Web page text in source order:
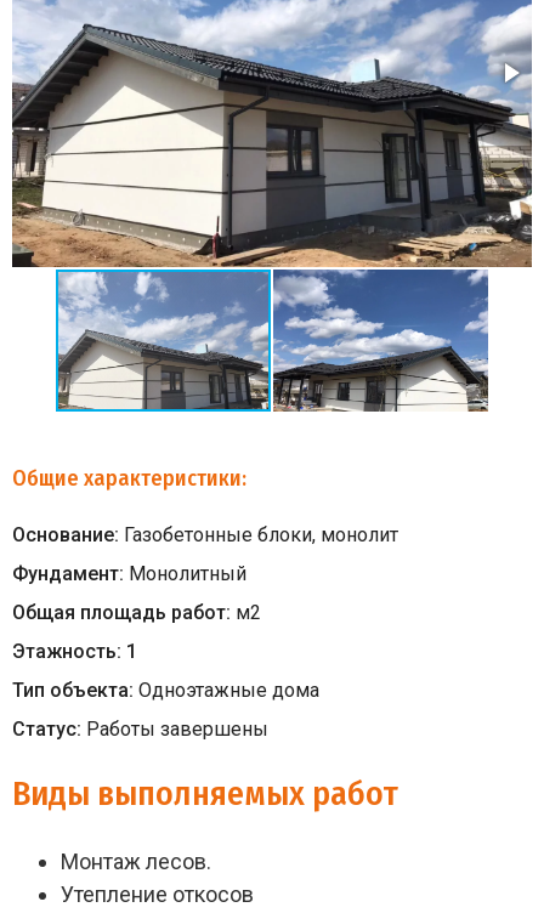
Общие характеристики:
Основание: Газобетонные блоки, монолит
Фундамент: Монолитный
Общая площадь работ: м2
Этажность: 1
Тип объекта: Одноэтажные дома
Статус: Работы завершены
Виды выполняемых работ
Монтаж лесов.
Утепление откосов